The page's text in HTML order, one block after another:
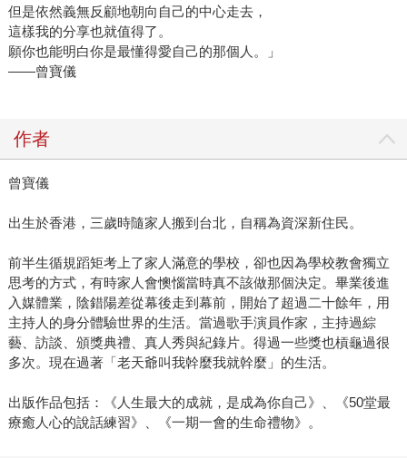
但是依然義無反顧地朝向自己的中心走去，
這樣我的分享也就值得了。
願你也能明白你是最懂得愛自己的那個人。」
——曾寶儀
作者
曾寶儀
出生於香港，三歲時隨家人搬到台北，自稱為資深新住民。
前半生循規蹈矩考上了家人滿意的學校，卻也因為學校教會獨立
思考的方式，有時家人會懊惱當時真不該做那個決定。畢業後進
入媒體業，陰錯陽差從幕後走到幕前，開始了超過二十餘年，用
主持人的身分體驗世界的生活。當過歌手演員作家，主持過綜
藝、訪談、頒獎典禮、真人秀與紀錄片。得過一些獎也槓龜過很
多次。現在過著「老天爺叫我幹麼我就幹麼」的生活。
出版作品包括：《人生最大的成就，是成為你自己》、《50堂最
療癒人心的說話練習》、《一期一會的生命禮物》。